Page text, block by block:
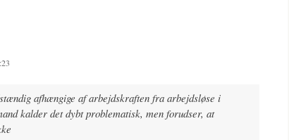
afhængige af arbejdskraften fra arbejdsløse i
kalder det dybt problematisk, men forudser, at